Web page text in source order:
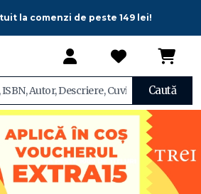
la comenzi de peste 149 lei!
Caută